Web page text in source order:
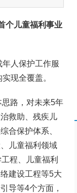
个儿童福利事业
人保护工作服
现全覆盖。
思路，对未来5年
救助、残疾儿
合保护体系、
儿童福利领域
程、儿童福利
建设工程等5大
导等4个方面，